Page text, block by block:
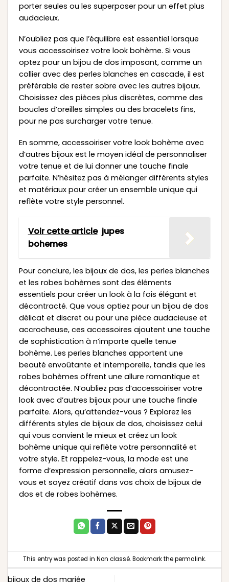
porter seules ou les superposer pour un effet plus
audacieux.
N’oubliez pas que l’équilibre est essentiel lorsque
vous accessoirisez votre look bohème. Si vous
optez pour un bijou de dos imposant, comme un
collier avec des perles blanches en cascade, il est
préférable de rester sobre avec les autres bijoux.
Choisissez des pièces plus discrètes, comme des
boucles d’oreilles simples ou des bracelets fins,
pour ne pas surcharger votre tenue.
En somme, accessoiriser votre look bohème avec
d’autres bijoux est le moyen idéal de personnaliser
votre tenue et de lui donner une touche finale
parfaite. N’hésitez pas à mélanger différents styles
et matériaux pour créer un ensemble unique qui
reflète votre style personnel.
Voir cette article jupes
bohemes
Pour conclure, les bijoux de dos, les perles blanches
et les robes bohèmes sont des éléments
essentiels pour créer un look à la fois élégant et
décontracté. Que vous optiez pour un bijou de dos
délicat et discret ou pour une pièce audacieuse et
accrocheuse, ces accessoires ajoutent une touche
de sophistication à n’importe quelle tenue
bohème. Les perles blanches apportent une
beauté envoûtante et intemporelle, tandis que les
robes bohèmes offrent une allure romantique et
décontractée. N’oubliez pas d’accessoiriser votre
look avec d’autres bijoux pour une touche finale
parfaite. Alors, qu’attendez-vous ? Explorez les
différents styles de bijoux de dos, choisissez celui
qui vous convient le mieux et créez un look
bohème unique qui reflète votre personnalité et
votre style. Et rappelez-vous, la mode est une
forme d’expression personnelle, alors amusez-
vous et soyez créatif dans vos choix de bijoux de
dos et de robes bohèmes.
This entry was posted in Non classé. Bookmark thepermalink.
bijoux de dos mariée